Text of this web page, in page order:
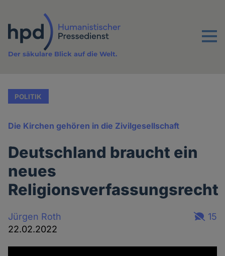
Inhalt
Menu
Der säkulare Blick auf die Welt.
POLITIK
Die Kirchen gehören in die Zivilgesellschaft
Deutschland braucht ein
neues
Religionsverfassungsrecht
Jürgen Roth
22.02.2022
15